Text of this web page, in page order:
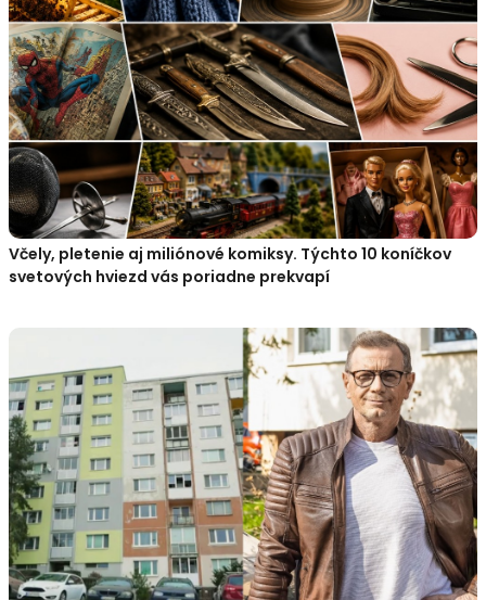
Včely, pletenie aj miliónové komiksy. Týchto 10 koníčkov
svetových hviezd vás poriadne prekvapí